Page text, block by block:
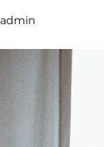
admin